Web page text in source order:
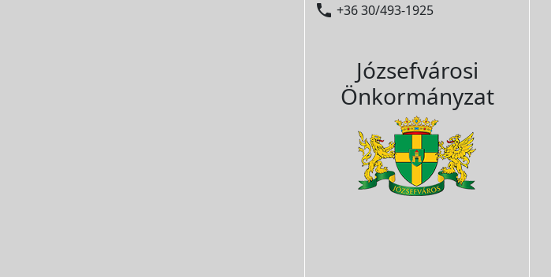
 +36 30/493-1925
Józsefvárosi
Önkormányzat